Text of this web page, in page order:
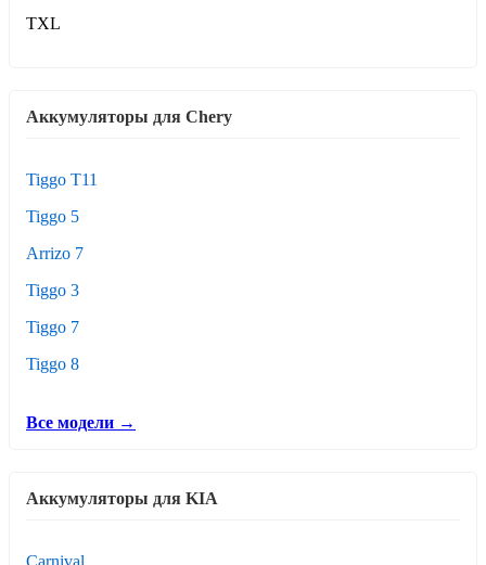
TXL
Аккумуляторы для Chery
Tiggo T11
Tiggo 5
Arrizo 7
Tiggo 3
Tiggo 7
Tiggo 8
Все модели →
Аккумуляторы для KIA